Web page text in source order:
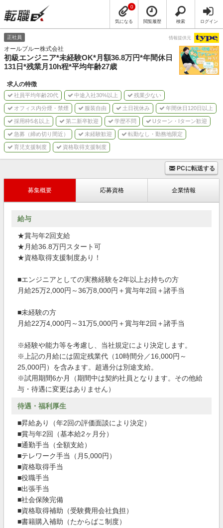
気になる
0
閲覧履歴 検索 ログイン
正社員 情報提供元
オールブルー株式会社
初級エンジニア*未経験OK*月額36.8万円*年間休日
131日*残業月10h程*平均年齢27歳
求人の特徴
社員平均年齢20代 中途入社30%以上 残業少ない
オフィス内分煙・禁煙 服装自由 土日祝休み 年間休日120日以上
採用枠5名以上 第二新卒歓迎 学歴不問 Uターン・Iターン歓迎
急募（締め切り間近） 未経験歓迎 転勤なし・勤務地限定
育児支援制度 資格取得支援制度
PCに転送する
募集概要 応募資格 企業情報
給与
★賞与年2回支給
★月給36.8万円スタート可
★資格取得支援制度あり！
■エンジニアとしての実務経験を2年以上お持ちの方
月給25万2,000円～36万8,000円＋賞与年2回＋諸手当
■未経験の方
月給22万4,000円～31万5,000円＋賞与年2回＋諸手当
※経験や能力等を考慮し、当社規定により決定します。
※上記の月給には固定残業代（10時間分／16,000円～
25,000円）を含みます。超過分は別途支給。
※試用期間6か月（期間中は契約社員となります。その他給
与・待遇に変更はありません）
待遇・福利厚生
■昇給あり（年2回の評価面談により決定）
■賞与年2回（基本給2ヶ月分）
■通勤手当（全額支給）
■テレワーク手当（月5,000円）
■資格取得手当
■役職手当
■出張手当
■社会保険完備
■資格取得補助（受験費用会社負担）
■書籍購入補助（たからばこ制度）